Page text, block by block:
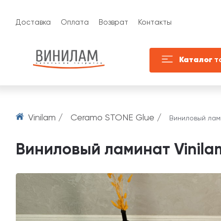
Доставка Оплата Возврат Контакты
Каталог
Vinilam / Ceramo STONE Glue / Виниловый
Виниловый ламинат